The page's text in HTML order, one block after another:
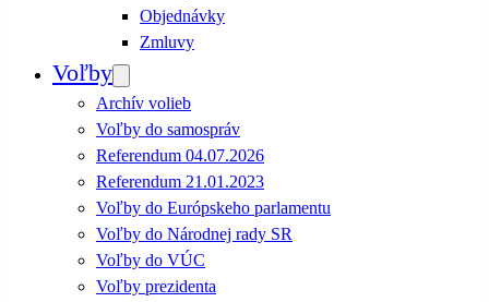
Objednávky
Zmluvy
Voľby
Archív volieb
Voľby do samospráv
Referendum 04.07.2026
Referendum 21.01.2023
Voľby do Európskeho parlamentu
Voľby do Národnej rady SR
Voľby do VÚC
Voľby prezidenta